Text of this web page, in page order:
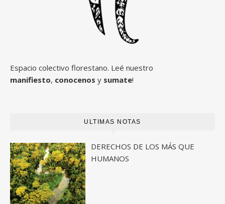
Espacio colectivo florestano. Leé nuestro
manifiesto, conocenos y sumate!
ULTIMAS NOTAS
DERECHOS DE LOS MÁS QUE
HUMANOS